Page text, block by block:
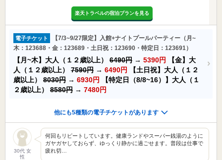
楽天トラベルの宿泊プランを見る
電子チケット
【7/3~9/27限定】入館+ナイトプールパーティー（月~
木：123688・金：123689・土日祝：123690・特定日：123691）
【月~木】大人（１２歳以上） 6490円 → 5390円
【金】大
人（１２歳以上） 7590円 → 6490円
【土日祝】大人（１２
歳以上） 8030円 → 6930円
【特定日（8/8~16）】大人（１
２歳以上） 8580円 → 7480円
他にも5種類の電子チケットがあります
30代 女
性
何回もリピートしています。健康ランドやスーパー銭湯のように
ガヤガヤしておらず、ゆっくり静かに過ごせます。普段は仕事で
疲れ切…